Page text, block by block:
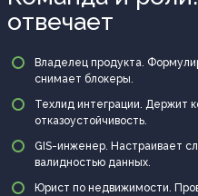
отвечает
Владелец продукта.
снимает блокеры.
Техлид интеграции. Держит
отказоустойчивость.
GIS-инженер. Настраивает
валидностью данных.
Юрист по недвижимости.